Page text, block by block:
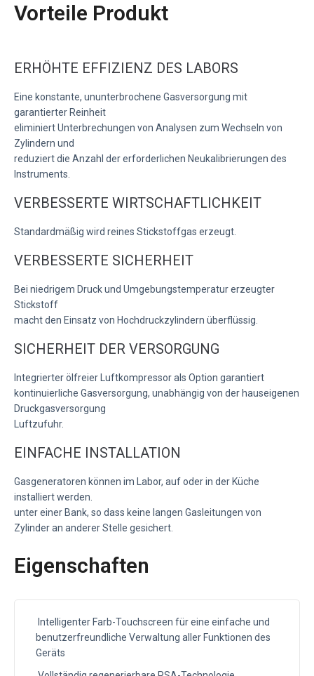
Vorteile Produkt
ERHÖHTE EFFIZIENZ DES LABORS
Eine konstante, ununterbrochene Gasversorgung mit
garantierter Reinheit
eliminiert Unterbrechungen von Analysen zum Wechseln von
Zylindern und
reduziert die Anzahl der erforderlichen Neukalibrierungen des
Instruments.
VERBESSERTE WIRTSCHAFTLICHKEIT
Standardmäßig wird reines Stickstoffgas erzeugt.
VERBESSERTE SICHERHEIT
Bei niedrigem Druck und Umgebungstemperatur erzeugter
Stickstoff
macht den Einsatz von Hochdruckzylindern überflüssig.
SICHERHEIT DER VERSORGUNG
Integrierter ölfreier Luftkompressor als Option garantiert
kontinuierliche Gasversorgung, unabhängig von der hauseigenen
Druckgasversorgung
Luftzufuhr.
EINFACHE INSTALLATION
Gasgeneratoren können im Labor, auf oder in der Küche
installiert werden.
unter einer Bank, so dass keine langen Gasleitungen von
Zylinder an anderer Stelle gesichert.
Eigenschaften
Intelligenter Farb-Touchscreen für eine einfache und
benutzerfreundliche Verwaltung aller Funktionen des
Geräts